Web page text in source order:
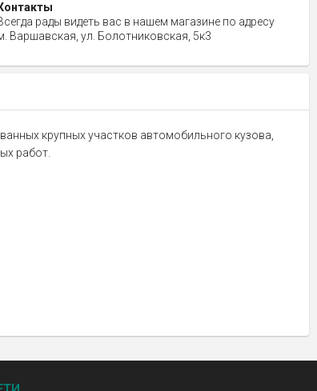
Контакты
рады видеть вас в нашем магазине по адресу
Варшавская, ул. Болотниковская, 5к3
крупных участков автомобильного кузова,
работ.